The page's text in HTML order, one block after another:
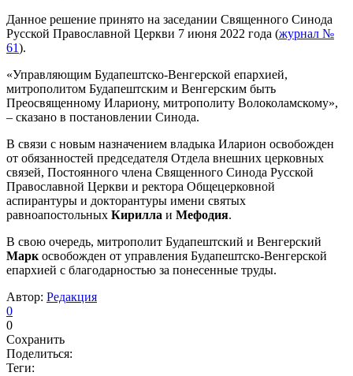
Данное решение принято на заседании Священного Синода
Русской Православной Церкви 7 июня 2022 года (журнал №
61).
«Управляющим Будапештско-Венгерской епархией,
митрополитом Будапештским и Венгерским быть
Преосвященному Илариону, митрополиту Волоколамскому»,
– сказано в постановлении Синода.
В связи с новым назначением владыка Иларион освобожден
от обязанностей председателя Отдела внешних церковных
связей, Постоянного члена Священного Синода Русской
Православной Церкви и ректора Общецерковной
аспирантуры и докторантуры имени святых
равноапостольных Кирилла и Мефодия.
В свою очередь, митрополит Будапештский и Венгерский
Марк освобожден от управления Будапештско-Венгерской
епархией с благодарностью за понесенные труды.
Автор: Редакция
0
0
Сохранить
Поделиться:
Теги: